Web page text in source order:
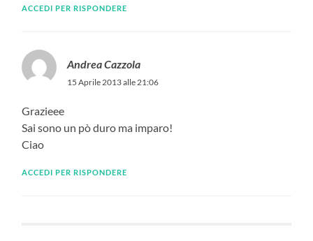
ACCEDI PER RISPONDERE
Andrea Cazzola
15 Aprile 2013 alle 21:06
Grazieee
Sai sono un pò duro ma imparo!
Ciao
ACCEDI PER RISPONDERE